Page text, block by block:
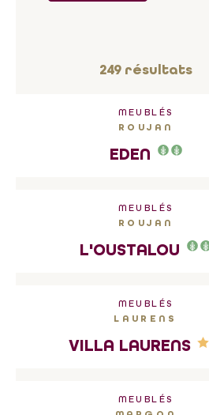
249résultats
MEUBLÉS
ROUJAN
EDEN
MEUBLÉS
ROUJAN
L'OUSTALOU
MEUBLÉS
LAURENS
VILLA LAURENS
MEUBLÉS